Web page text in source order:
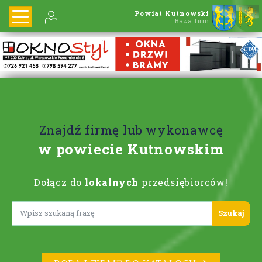
Powiat Kutnowski
Baza firm
Znajdź firmę lub wykonawcę
w powiecie Kutnowskim
Dołącz do lokalnych przedsiębiorców!
Lorem ipsum